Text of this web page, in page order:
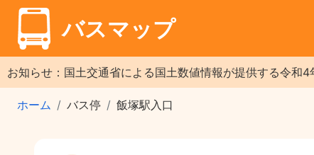
バスマップ
お知らせ：国土交通省による国土数値情報が提供する令和
ホーム バス停 飯塚駅入口